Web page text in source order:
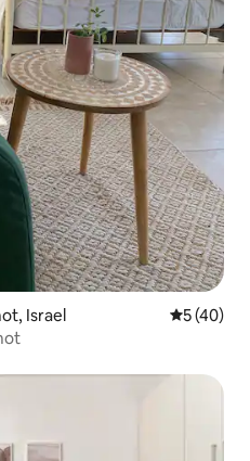
Israel
5 (40)